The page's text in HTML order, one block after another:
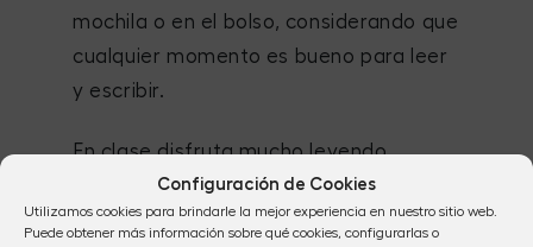
Configuración de Cookies
Utilizamos cookies para brindarle la mejor experiencia en nuestro sitio web.
Puede obtener más información sobre qué cookies, configurarlas o
mochila o en el bolso, considerando que
cualquier momento es bueno para leer
y escribir.
En clase disfruta mucho leyendo
cuentos a sus pequeños alumnos,
porque considera que es maravilloso